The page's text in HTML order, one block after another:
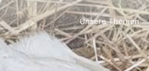
Unsere Themen